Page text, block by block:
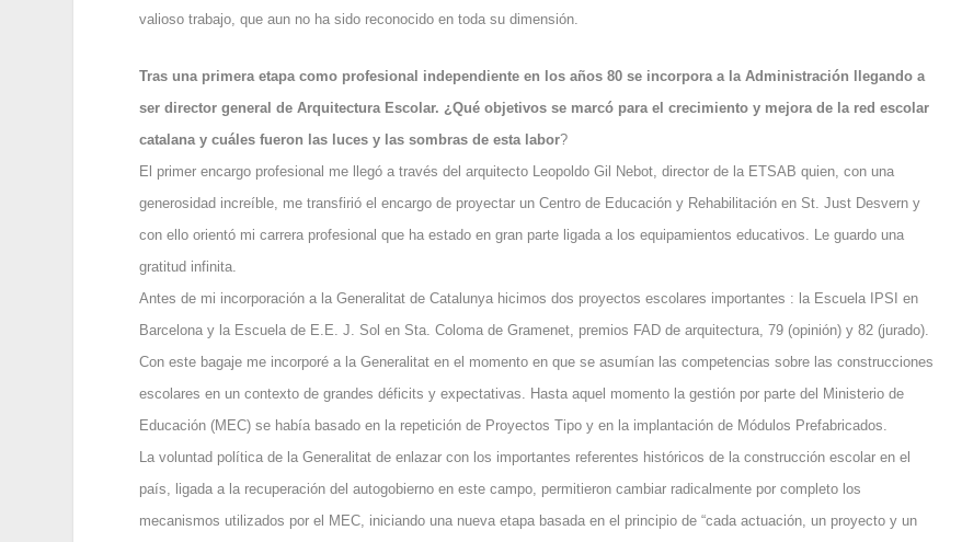
valioso trabajo, que aun no ha sido reconocido en toda su dimensión.
Tras una primera etapa como profesional independiente en los años 80 se incorpora a la Administración llegando a
ser director general de Arquitectura Escolar. ¿Qué objetivos se marcó para el crecimiento y mejora de la red escolar
catalana y cuáles fueron las luces y las sombras de esta labor?
El primer encargo profesional me llegó a través del arquitecto Leopoldo Gil Nebot, director de la ETSAB quien, con una
generosidad increíble, me transfirió el encargo de proyectar un Centro de Educación y Rehabilitación en St. Just Desvern y
con ello orientó mi carrera profesional que ha estado en gran parte ligada a los equipamientos educativos. Le guardo una
gratitud infinita.
Antes de mi incorporación a la Generalitat de Catalunya hicimos dos proyectos escolares importantes : la Escuela IPSI en
Barcelona y la Escuela de E.E. J. Sol en Sta. Coloma de Gramenet, premios FAD de arquitectura, 79 (opinión) y 82 (jurado).
Con este bagaje me incorporé a la Generalitat en el momento en que se asumían las competencias sobre las construcciones
escolares en un contexto de grandes déficits y expectativas. Hasta aquel momento la gestión por parte del Ministerio de
Educación (MEC) se había basado en la repetición de Proyectos Tipo y en la implantación de Módulos Prefabricados.
La voluntad política de la Generalitat de enlazar con los importantes referentes históricos de la construcción escolar en el
país, ligada a la recuperación del autogobierno en este campo, permitieron cambiar radicalmente por completo los
mecanismos utilizados por el MEC, iniciando una nueva etapa basada en el principio de “cada actuación, un proyecto y un